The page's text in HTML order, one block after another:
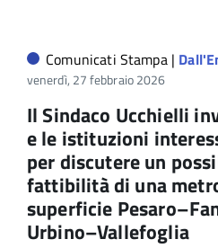
Comunicati Stampa |
venerdì, 27 febbraio 2026
Il Sindaco Ucchielli
e le istituzioni
per discutere un
fattibilità di una
superficie
Urbino–Vallefoglia